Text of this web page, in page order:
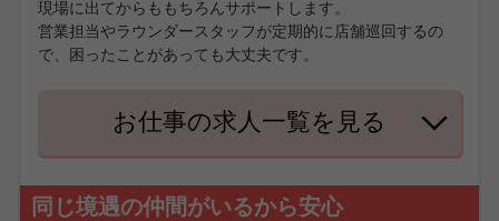
現場に出てからももちろんサポートします。
営業担当やラウンダースタッフが定期的に店舗巡回するの
で、困ったことがあっても大丈夫です。
お仕事の求人一覧を見る
同じ境遇の仲間がいるから安心